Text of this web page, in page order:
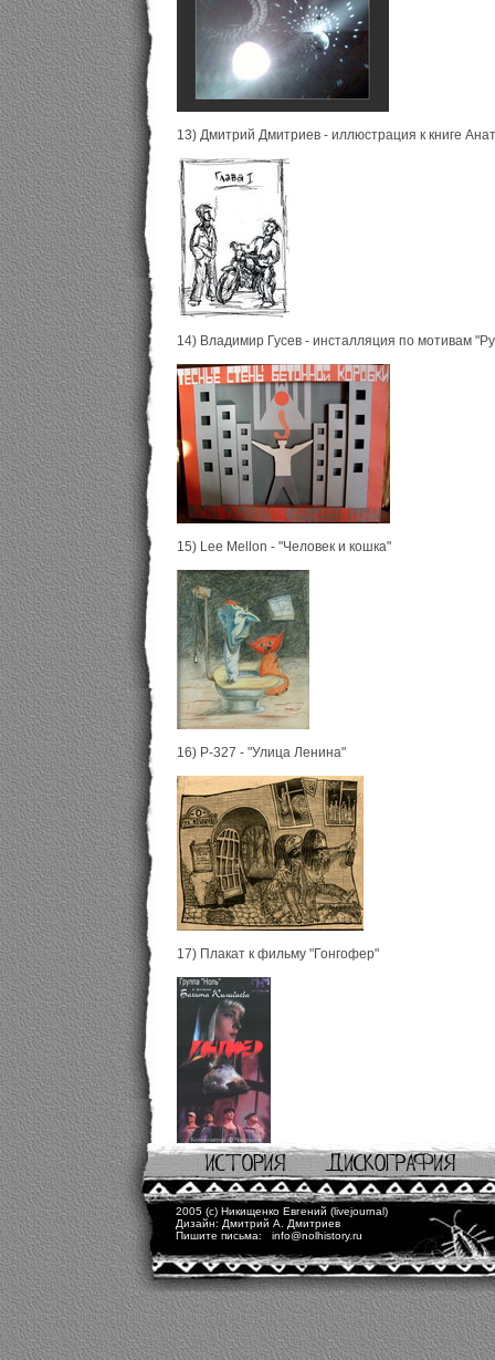
13) Дмитрий Дмитриев - иллюстрация к книге
14) Владимир Гусев - инсталляция по мотивам
15) Lee Mellon - "Человек и кошка"
16) Р-327 - "Улица Ленина"
17) Плакат к фильму "Гонгофер"
2005 (c) Никищенко Евгений (livejournal)
Дизайн: Дмитрий А. Дмитриев
Пишите письма: info@nolhistory.ru